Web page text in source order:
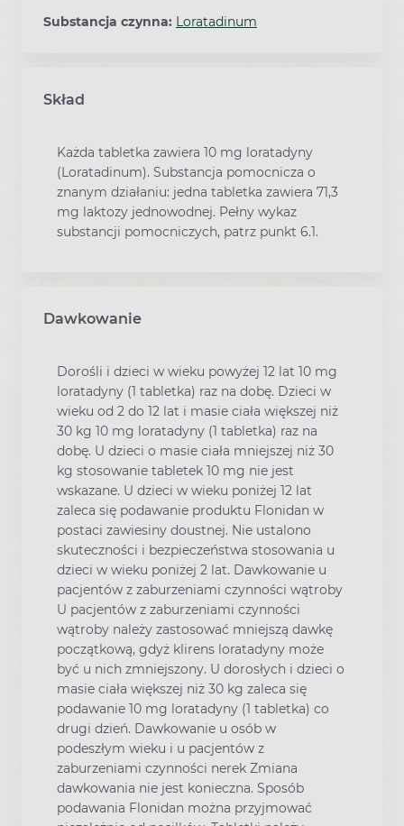
Substancja czynna: Loratadinum
Skład
Każda tabletka zawiera 10 mg loratadyny
(Loratadinum). Substancja pomocnicza o
znanym działaniu: jedna tabletka zawiera 71,3
mg laktozy jednowodnej. Pełny wykaz
substancji pomocniczych, patrz punkt 6.1.
Dawkowanie
Dorośli i dzieci w wieku powyżej 12 lat 10 mg
loratadyny (1 tabletka) raz na dobę. Dzieci w
wieku od 2 do 12 lat i masie ciała większej niż
30 kg 10 mg loratadyny (1 tabletka) raz na
dobę. U dzieci o masie ciała mniejszej niż 30
kg stosowanie tabletek 10 mg nie jest
wskazane. U dzieci w wieku poniżej 12 lat
zaleca się podawanie produktu Flonidan w
postaci zawiesiny doustnej. Nie ustalono
skuteczności i bezpieczeństwa stosowania u
dzieci w wieku poniżej 2 lat. Dawkowanie u
pacjentów z zaburzeniami czynności wątroby
U pacjentów z zaburzeniami czynności
wątroby należy zastosować mniejszą dawkę
początkową, gdyż klirens loratadyny może
być u nich zmniejszony. U dorosłych i dzieci o
masie ciała większej niż 30 kg zaleca się
podawanie 10 mg loratadyny (1 tabletka) co
drugi dzień. Dawkowanie u osób w
podeszłym wieku i u pacjentów z
zaburzeniami czynności nerek Zmiana
dawkowania nie jest konieczna. Sposób
podawania Flonidan można przyjmować